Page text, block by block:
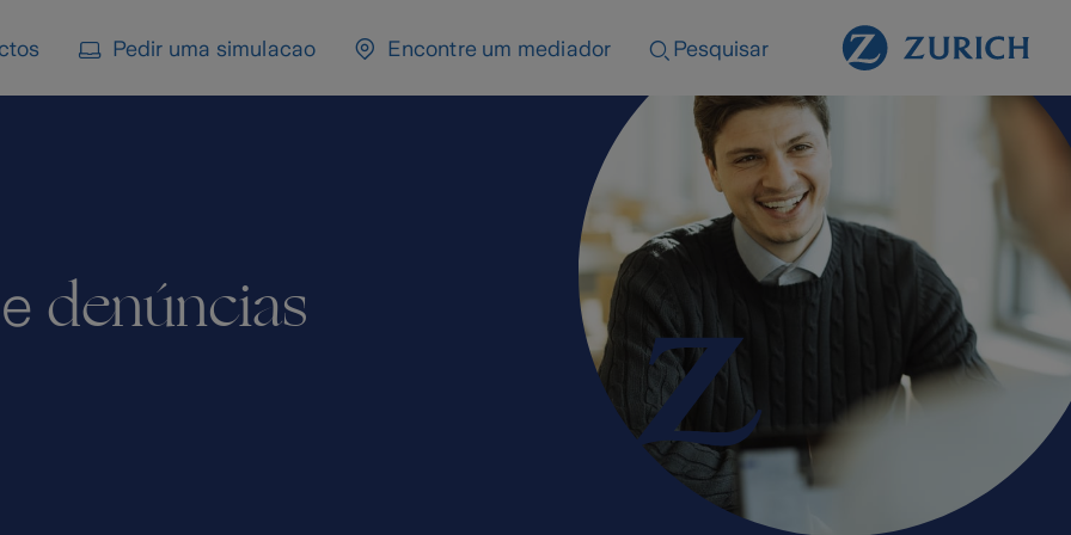
Pedir uma simulacao Encontre um mediador Pesquisar
denúncias